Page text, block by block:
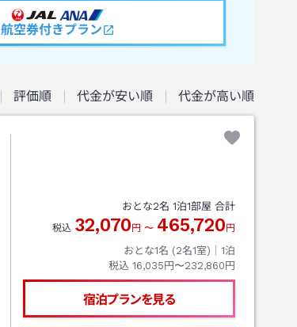
航空券付きプラン
評価順 代金が安い順 代金が高い順
おとな2名 1泊1部屋 合計
税込 32,070 円 〜 465,720 円
おとな1名 (2名1室)｜ 1泊
税込 16,035円〜232,860円
宿泊プランを見る